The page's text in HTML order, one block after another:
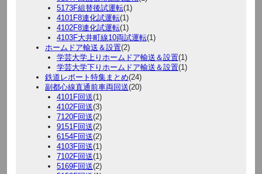
5173F組替後試運転(1)
4101F8連化試運転(1)
4102F8連化試運転(1)
4103F大井町線10両試運転(1)
ホームドア輸送＆設置(2)
学芸大学上りホームドア輸送＆設置(1)
学芸大学下りホームドア輸送＆設置(1)
鉄道レポート特集まとめ(24)
副都心線直通前車両回送(20)
4101F回送(1)
4102F回送(3)
7120F回送(2)
9151F回送(2)
6154F回送(2)
4103F回送(1)
7102F回送(1)
5169F回送(2)